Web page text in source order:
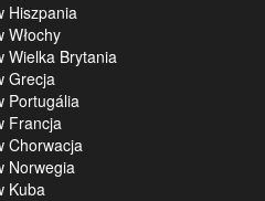
Hiszpania
Włochy
Wielka Brytania
Grecja
Portugália
Francja
Chorwacja
Norwegia
Kuba